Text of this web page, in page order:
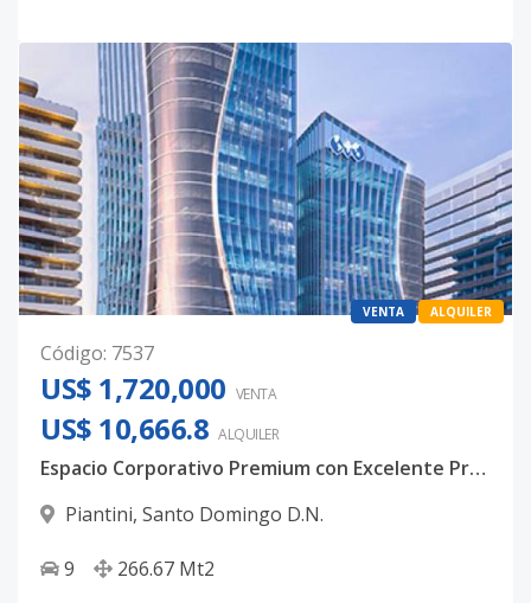
VENTA ALQUILER
Código: 7537
US$ 1,720,000 VENTA
US$ 10,666.8 ALQUILER
Espacio Corporativo Premium con Excelente Proyección.
Piantini, Santo Domingo D.N.
9 266.67 Mt2